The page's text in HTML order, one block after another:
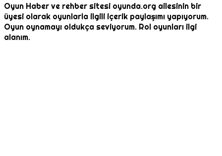
Oyun Haber ve rehber sitesi oyunda.org ailesinin bir
üyesi olarak oyunlarla ilgili içerik paylaşımı yapıyorum.
Oyun oynamayı oldukça seviyorum. Rol oyunları ilgi
alanım.